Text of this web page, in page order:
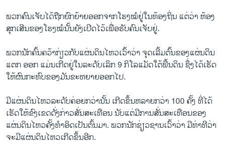
ພວກ​ຄົນ​ເຈັບ​ໄດ້​ຖືກ​ຍົກ​ຍ້າຍອອກ​ຈາກ​ໂຮງໝໍ​ຢູ່​ໃນ​ທ້ອງ​ຖິ່ນ ແຕ່​ວ່າ ຫ້ອງ​
ສຸກ​ເສີນ​ຂອງ​ໂຮງ​ໝໍ​ນັ້ນ​ຍັງ​ເປີດ​ໄວ້​ເພື່ອ​ຮັບ​ຄົນ​ເຈັບ​ຢູ່.
ພວກນັກ​ຄົ້ນ​ຄວ້າ​ກ່ຽວ​ກັບ​ແຜ່ນ​ດິນ​ໄຫວ​ເວົ້າ​ວ່າ ຈຸດ​ເລີ້ມ​ຕົ້ນ​ຂອງ​ແຜ່ນ​ດິນ​
ແຕກ ອອກ ແມ່ນ​ເກີດ​ຢູ່ໃນ​ລະ​ດັບເລິກ 9 ກິ​ໂລ​ແມັດໃຕ້​ພື້ນ​ດິນ ຊຶ່ງ​ໄດ້ເຮັດ​
ໃຫ້ຜົນ​ກະ​ທົບຂອງ​ມັນຂະ​ຫຍາຍ​ອອກໄປ.
ມີ​ແຜ່ນ​ດິນ​ໄຫວ​ລະ​ດັບ​ຄ່ອຍກວ່ານັ້ນ ເກີດ​ຂຶ້ນ​ຫລາຍກວ່າ 100 ຄັ້ງ ທີ່​ໄດ້​
ເຮັດ​ໃຫ້​ຂົງ​ເຂດດັ່ງ​ກ່າວສັ່ນ​ສະ​ເທືອນ ນັບ​ແຕ່ມີ​ການ​ສັ່ນ​ສະ​ເທືອນ​ຂອງ​
ແຜ່ນ​ດິນ​ໄຫວ​ຄັ້ງ​ທຳ​ອິດເປັນ​ຕົ້ນ​ມາ. ພວກ​ນັກ​ຊ່ຽວ​ຊານເວົ້າ​ວ່າ ມີ​ທ່າ​ທີ​ວ່າ ​
ຈະ​ມີ​ແຜ່ນ​ດິນ​ໄຫວເກີດ​ຂຶ້ນ​ອີກ.